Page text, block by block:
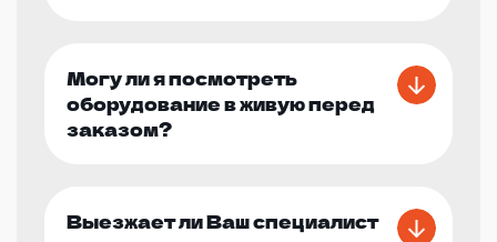
Могу ли я посмотреть
оборудование в живую перед
заказом?
Выезжает ли Ваш специалист